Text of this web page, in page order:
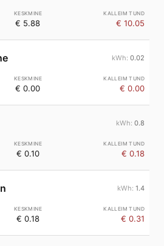
€ 5.88 € 10.05
0.02
€ 0.00 € 0.00
0.8
€ 0.10 € 0.18
1.4
€ 0.18 € 0.31